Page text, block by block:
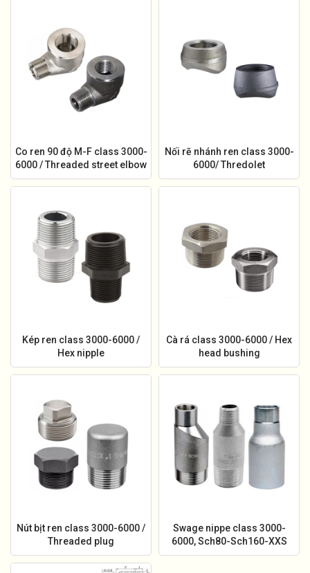
Co ren 90 độ M-F class 3000-
6000 / Threaded street elbow
Nối rẽ nhánh ren class 3000-
6000/ Thredolet
Kép ren class 3000-6000 /
Hex nipple
Cà rá class 3000-6000 / Hex
head bushing
Nút bịt ren class 3000-6000 /
Threaded plug
Swage nippe class 3000-
6000, Sch80-Sch160-XXS